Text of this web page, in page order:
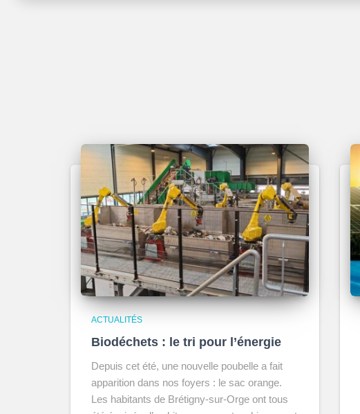
ACTUALITÉS
Biodéchets : le tri pour l’énergie
Depuis cet été, une nouvelle poubelle a fait
apparition dans nos foyers : le sac orange.
Les habitants de Brétigny-sur-Orge ont tous